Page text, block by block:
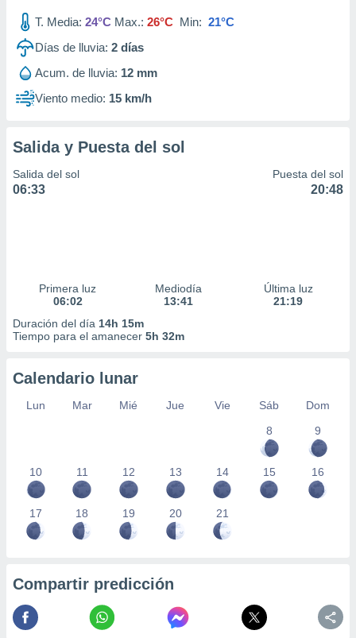
T. Media: 24°C Max.: 26°C Min: 21°C
Días de lluvia: 2 días
Acum. de lluvia: 12 mm
Viento medio: 15 km/h
Salida y Puesta del sol
Salida del sol
06:33
Puesta del sol
20:48
Primera luz
06:02
Mediodía
13:41
Última luz
21:19
Duración del día 14h 15m
Tiempo para el amanecer 5h 32m
Calendario lunar
Lun Mar Mié Jue Vie Sáb
Dom
8
9
10 11 12 13 14 15 16
17 18 19 20 21
Compartir predicción